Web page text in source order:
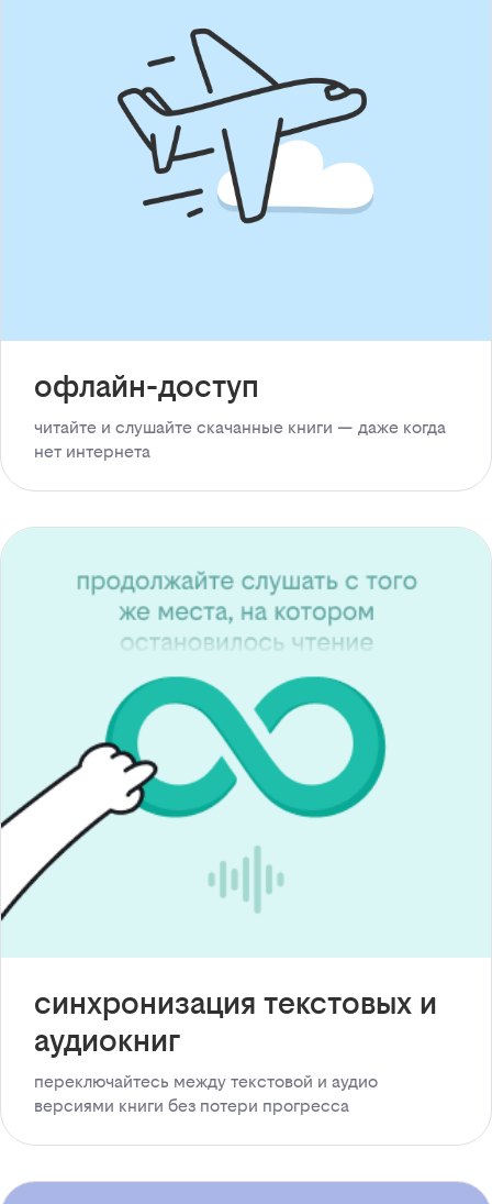
офлайн-доступ
читайте и слушайте скачанные книги — даже когда
нет интернета
синхронизация текстовых и
аудиокниг
переключайтесь между текстовой и аудио
версиями книги без потери прогресса